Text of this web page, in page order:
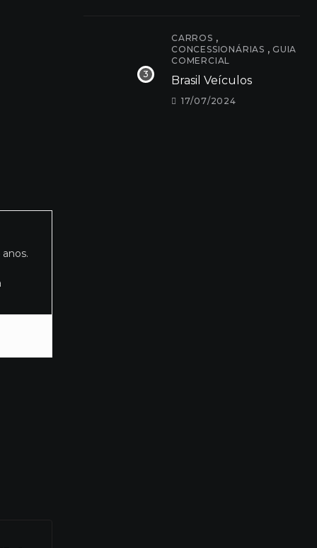
CARROS ,
CONCESSIONÁRIAS , GUIA
COMERCIAL
Brasil Veículos
17/07/2024